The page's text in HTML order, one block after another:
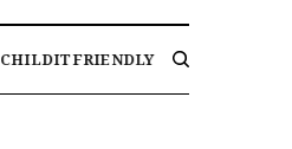
CHILDITFRIENDLY